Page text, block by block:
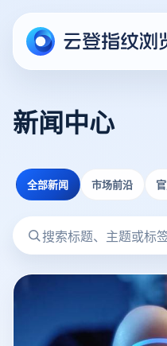
新闻中心
全部新闻 市场前沿